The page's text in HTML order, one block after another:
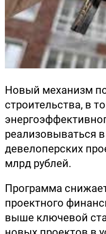
Новый механизм
строительства, в
реализовываться
девелоперских
млрд рублей.
Программа
проектного
выше ключевой